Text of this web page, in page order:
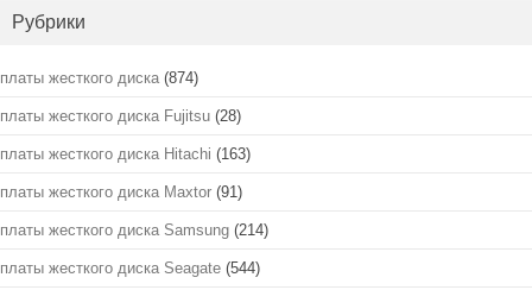
Рубрики
платы жесткого диска (874)
платы жесткого диска Fujitsu (28)
платы жесткого диска Hitachi (163)
платы жесткого диска Maxtor (91)
платы жесткого диска Samsung (214)
платы жесткого диска Seagate (544)